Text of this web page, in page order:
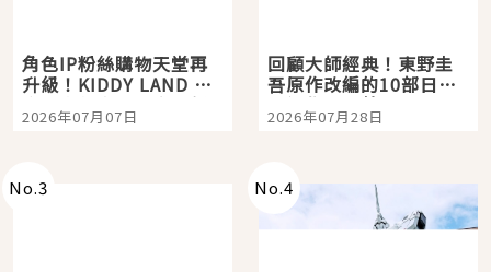
角色IP粉絲購物天堂再
升級！KIDDY LAND 原
宿店吉伊卡哇迎客，新
開幕 OMOKADO 店3分
2026年07月07日
回顧大師經典！東野圭
吾原作改編的10部日本
影視作品推薦
2026年07月28日
No.3 No.4